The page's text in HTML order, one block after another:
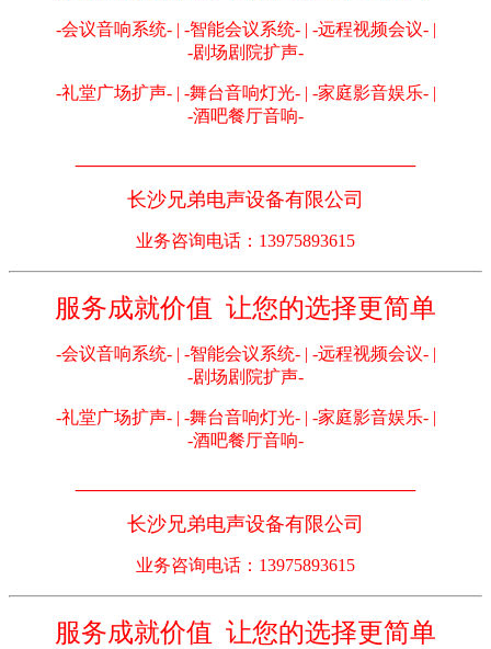
-会议音响系统- | -智能会议系统- | -远程视频会议- |
-剧场剧院扩声-
-礼堂广场扩声- | -舞台音响灯光- | -家庭影音娱乐- |
-酒吧餐厅音响-
长沙兄弟电声设备有限公司
业务咨询电话：13975893615
服务成就价值 让您的选择更简单
-会议音响系统- | -智能会议系统- | -远程视频会议- |
-剧场剧院扩声-
-礼堂广场扩声- | -舞台音响灯光- | -家庭影音娱乐- |
-酒吧餐厅音响-
长沙兄弟电声设备有限公司
业务咨询电话：13975893615
服务成就价值 让您的选择更简单